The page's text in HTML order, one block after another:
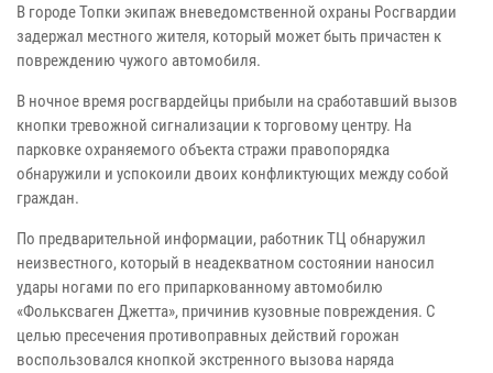
В городе Топки экипаж вневедомственной охраны Росгвардии
задержал местного жителя, который может быть причастен к
повреждению чужого автомобиля.
В ночное время росгвардейцы прибыли на сработавший вызов
кнопки тревожной сигнализации к торговому центру. На
парковке охраняемого объекта стражи правопорядка
обнаружили и успокоили двоих конфликтующих между собой
граждан.
По предварительной информации, работник ТЦ обнаружил
неизвестного, который в неадекватном состоянии наносил
удары ногами по его припаркованному автомобилю
«Фольксваген Джетта», причинив кузовные повреждения. С
целью пресечения противоправных действий горожан
воспользовался кнопкой экстренного вызова наряда